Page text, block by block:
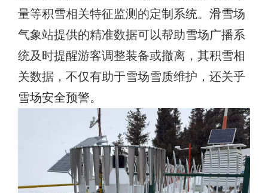
量等积雪相关特征监测的定制系统。滑雪场
气象站提供的精准数据可以帮助雪场广播系
统及时提醒游客调整装备或撤离，其积雪相
关数据，不仅有助于雪场雪质维护，还关乎
雪场安全预警。